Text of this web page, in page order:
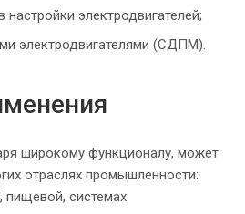
электродвигателей;
электродвигателями (СДПМ).
широкому функционалу, может
отраслях промышленности:
системах